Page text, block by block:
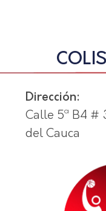
Dirección:
Calle 5ª B4 #
del Cauca